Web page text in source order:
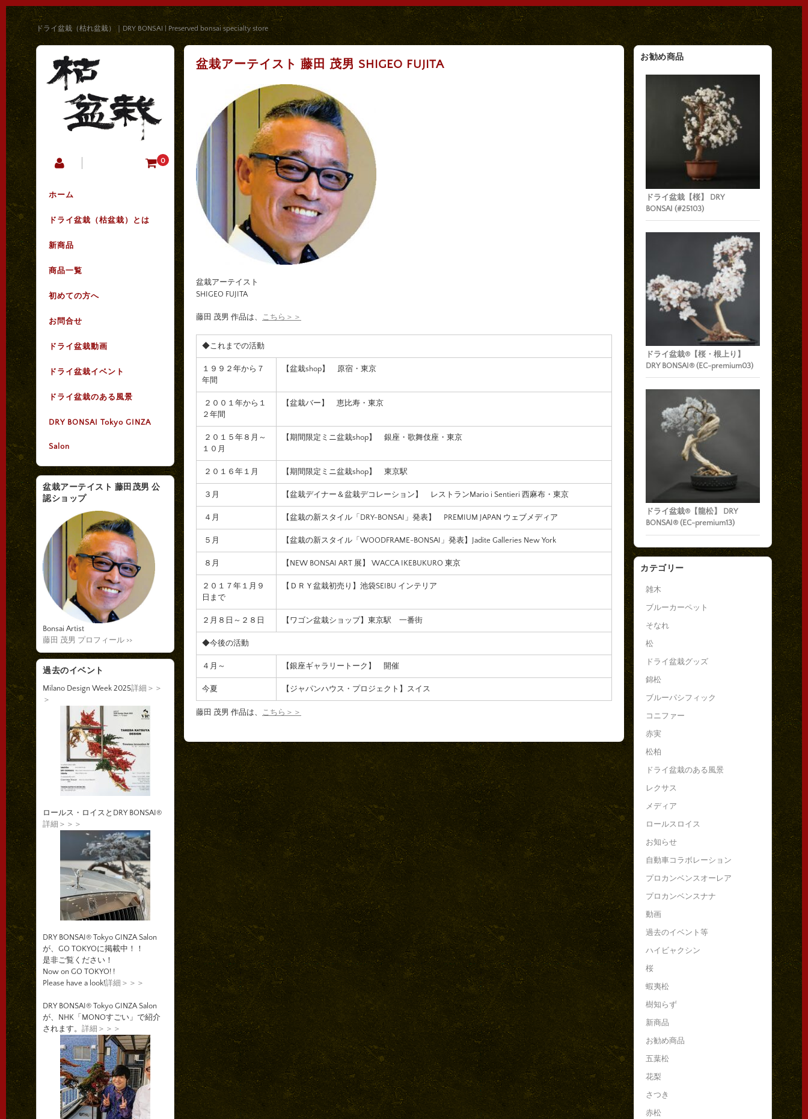
ドライ盆栽（枯れ盆栽）｜DRY BONSAI | Preserved bonsai specialty store
0
ホーム
ドライ盆栽（枯盆栽）とは
新商品
商品一覧
初めての方へ
お問合せ
ドライ盆栽動画
ドライ盆栽イベント
ドライ盆栽のある風景
DRY BONSAI Tokyo GINZA
Salon
盆栽アーテイスト 藤田 茂男 SHIGEO FUJITA
盆栽アーテイスト
SHIGEO FUJITA
藤田 茂男 作品は、 こちら＞＞
◆これまでの活動
１９９２年から７
年間
【盆栽shop】 原宿・東京
２００１年から１
２年間
【盆栽バー】 恵比寿・東京
２０１５年８月～
１０月
【期間限定ミニ盆栽shop】 銀座・歌舞伎座・東京
２０１６年１月 【期間限定ミニ盆栽shop】 東京駅
３月 【盆栽デイナー＆盆栽デコレーション】 レストランMario i Sentieri 西麻布・東京
４月 【盆栽の新スタイル「DRY-BONSAI」発表】 PREMIUM JAPAN ウェブメディア
５月 【盆栽の新スタイル「WOODFRAME-BONSAI」発表】Jadite Galleries New York
８月 【NEW BONSAI ART 展】 WACCA IKEBUKURO 東京
２０１７年１月９
日まで
【ＤＲＹ盆栽初売り】池袋SEIBU インテリア
２月８日～２８日 【ワゴン盆栽ショップ】東京駅 一番街
◆今後の活動
４月～ 【銀座ギャラリートーク】 開催
今夏 【ジャパンハウス・プロジェクト】スイス
藤田 茂男 作品は、 こちら＞＞
お勧め商品
ドライ盆栽【桜】 DRY
BONSAI (#25103)
ドライ盆栽®【桜・根上り】
DRY BONSAI® (EC-premium03)
ドライ盆栽®【龍松】 DRY
BONSAI® (EC-premium13)
カテゴリー
雑木
ブルーカーペット
そなれ
松
ドライ盆栽グッズ
錦松
ブルーパシフィック
コニファー
赤実
松柏
ドライ盆栽のある風景
レクサス
メディア
ロールスロイス
お知らせ
自動車コラボレーション
プロカンベンスオーレア
プロカンベンスナナ
動画
過去のイベント等
ハイビャクシン
桜
蝦夷松
樹知らず
新商品
お勧め商品
五葉松
花梨
さつき
赤松
盆栽アーテイスト 藤田茂男 公
認ショップ
Bonsai Artist
藤田 茂男 プロフィール >>
過去のイベント
Milano Design Week 2025詳細＞＞
＞
ロールス・ロイスとDRY BONSAI®
詳細＞＞＞
DRY BONSAI® Tokyo GINZA Salon
が、GO TOKYOに掲載中！！
是非ご覧ください！
Now on GO TOKYO! !
Please have a look!詳細＞＞＞
DRY BONSAI® Tokyo GINZA Salon
が、NHK「MONOすごい」で紹介
されます。 詳細＞＞＞